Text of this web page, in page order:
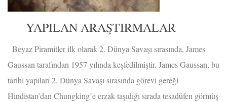
YAPILAN ARAŞTIRMALAR
Beyaz Piramitler ilk olarak 2. Dünya Savaşı sırasında, James
Gaussan tarafından 1957 yılında keşfedilmiştir. James Gaussan, bu
tarihi yapıları 2. Dünya Savaşı sırasında görevi gereği
Hindistan’dan Chungking’e erzak taşıdığı sırada tesadüfen görmüş